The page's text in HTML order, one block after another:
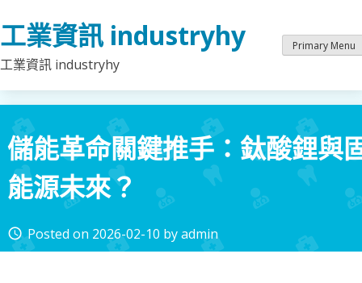
to
content
工業資訊 industryhy
工業資訊 industryhy
Primary Menu
儲能革命關鍵推手：鈦酸鋰與
能源未來？
access_time Posted on 2026-02-10 byadmin